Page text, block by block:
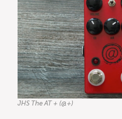
JHS The AT + (@+)